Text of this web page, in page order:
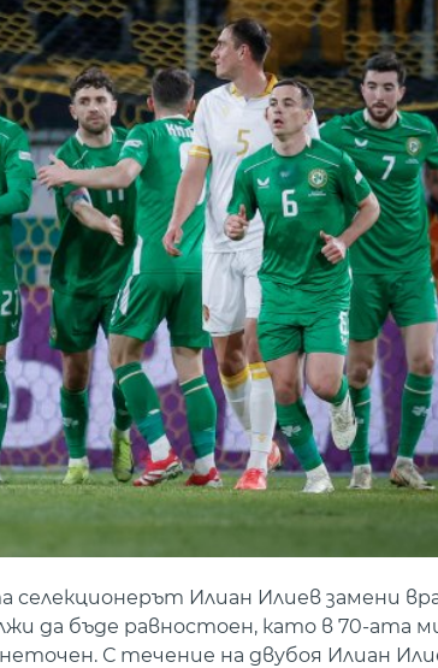
Илиан Илиев замени
да бъде равностоен, като в 70-ата
С течение на двубоя Илиан